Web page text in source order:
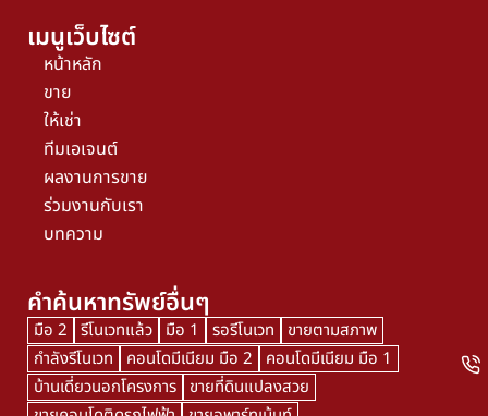
เมนูเว็บไซต์
หน้าหลัก
ขาย
ให้เช่า
ทีมเอเจนต์
ผลงานการขาย
ร่วมงานกับเรา
บทความ
คำค้นหาทรัพย์อื่นๆ
มือ 2 รีโนเวทแล้ว มือ 1 รอรีโนเวท
ขายตามสภาพ
กำลังรีโนเวท
คอนโดมีเนียม มือ 2
คอนโดมีเนียม มือ 1
บ้านเดี่ยวนอกโครงการ ขายที่ดินแปลงสวย